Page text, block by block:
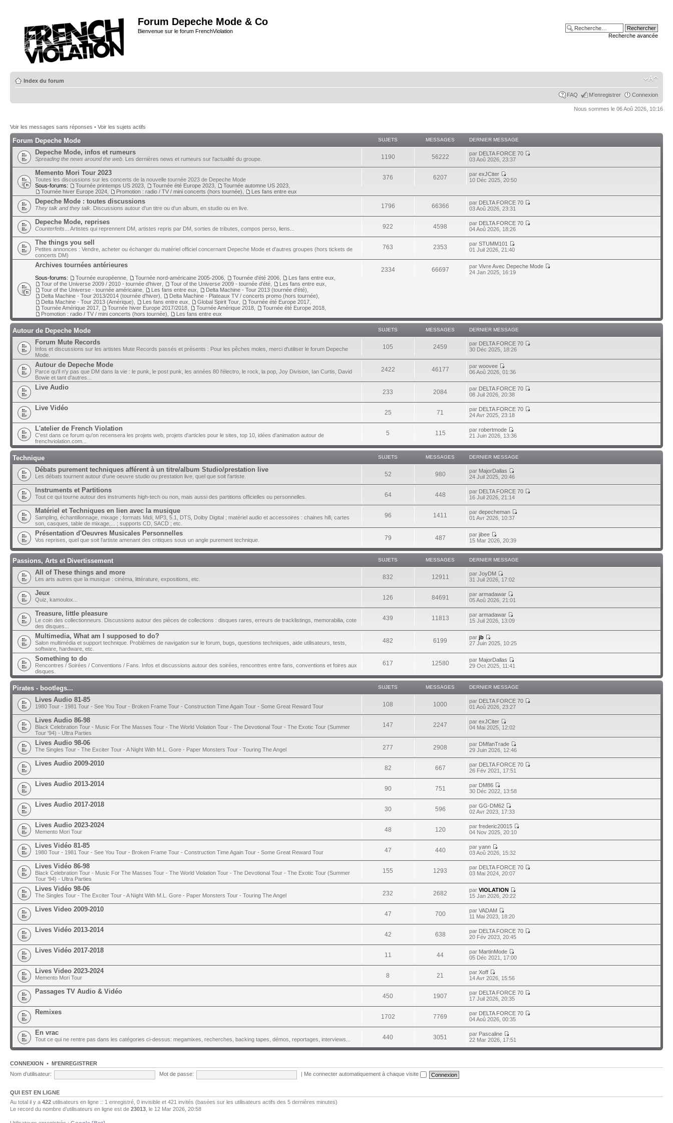
Forum Depeche Mode & Co
Bienvenue sur le forum FrenchViolation
Recherche avancée
Index du forum
FAQ M’enregistrer Connexion
Nous sommes le 06 Aoû 2026, 10:16
Voir les messages sans réponses • Voir les sujets actifs
Forum Depeche Mode SUJETS MESSAGES DERNIER MESSAGE
Depeche Mode, infos et rumeurs
Spreading the news around the web . Les dernières news et rumeurs sur l'actualité du groupe. 1190 56222 par DELTA FORCE 70
03 Aoû 2026, 23:37
Memento Mori Tour 2023
Toutes les discussions sur les concerts de la nouvelle tournée 2023 de Depeche Mode
Sous-forums:
Tournée printemps US 2023 Tournée été Europe 2023 Tournée automne US 2023
Tournée hiver Europe 2024
Promotion : radio / TV / mini concerts (hors tournée) Les fans entre eux
376 6207 parexJCiter
10 Déc 2025, 20:50
Depeche Mode : toutes discussions
They talk and they talk . Discussions autour d'un titre ou d'un album, en studio ou en live. 1796 66366 par DELTA FORCE 70
03 Aoû 2026, 23:31
Depeche Mode, reprises
Counterfeits ... Artistes qui reprennent DM, artistes repris par DM, sorties de tributes, compos perso, liens... 922 4598 par DELTA FORCE 70
04 Aoû 2026, 18:26
The things you sell
Petites annonces : Vendre, acheter ou échanger du matériel officiel concernant Depeche Mode et d'autres groupes (hors tickets de
concerts DM)
763 2353 parSTUMM101
01 Juil 2026, 21:40
Archives tournées antérieures
Sous-forums: Tournée européenne Tournée nord-américaine 2005-2006 Tournée d'été 2006 Les fans entre eux
Tour of the Universe 2009 / 2010 - tournée d'hiver
Tour of the Universe 2009 - tournée d'été Les fans entre eux
Tour of the Universe - tournée américaine
Les fans entre eux Delta Machine - Tour 2013 (tournée d'été)
Delta Machine - Tour 2013/2014 (tournée d'hiver)
Delta Machine - Plateaux TV / concerts promo (hors tournée)
Delta Machine - Tour 2013 (Amérique)
Les fans entre eux Global Spirit Tour Tournée été Europe 2017
Tournée Amérique 2017
Tournée hiver Europe 2017/2018 Tournée Amérique 2018 Tournée été Europe 2018
Promotion : radio / TV / mini concerts (hors tournée)
Les fans entre eux
2334 66697 parVivre Avec Depeche Mode
24 Jan 2025, 16:19
Autour de Depeche Mode SUJETS MESSAGES DERNIER MESSAGE
Forum Mute Records
Infos et discussions sur les artistes Mute Records passés et présents : Pour les pêches moles, merci d'utiliser le forum Depeche
Mode.
105 2459 par DELTA FORCE 70
30 Déc 2025, 18:26
Autour de Depeche Mode
Parce qu'il n'y pas que DM dans la vie : le punk, le post punk, les années 80 l'électro, le rock, la pop, Joy Division, Ian Curtis, David
Bowie et tant d'autres...
2422 46177 parwoovee
06 Aoû 2026, 01:36
Live Audio
233 2084 par DELTA FORCE 70
08 Juil 2026, 20:38
Live Vidéo
25 71 par DELTA FORCE 70
24 Avr 2025, 23:18
L'atelier de French Violation
C'est dans ce forum qu'on recensera les projets web, projets d'articles pour le sites, top 10, idées d'animation autour de
frenchviolation.com...
5 115 parrobertmode
21 Juin 2026, 13:36
Technique SUJETS MESSAGES DERNIER MESSAGE
Débats purement techniques afférent à un titre/album Studio/prestation live
Les débats tournent autour d'une oeuvre studio ou prestation live, quel que soit l'artiste. 52 980 par MajorDallas
24 Juil 2025, 20:46
Instruments et Partitions
Tout ce qui tourne autour des instruments high-tech ou non, mais aussi des partitions officielles ou personnelles. 64 448 par DELTA FORCE 70
16 Juil 2026, 21:14
Matériel et Techniques en lien avec la musique
Sampling, échantillonnage, mixage ; formats Midi, MP3, 5.1, DTS, Dolby Digital ; matériel audio et accessoires : chaines hifi, cartes
son, casques, table de mixage,... ; supports CD, SACD ; etc.
96 1411 pardepecheman
01 Avr 2026, 10:37
Présentation d'Oeuvres Musicales Personnelles
Vos reprises, quel que soit l'artiste amenant des critiques sous un angle purement technique. 79 487 parjibee
15 Mar 2026, 20:39
Passions, Arts et Divertissement SUJETS MESSAGES DERNIER MESSAGE
All of These things and more
Les arts autres que la musique : cinéma, littérature, expositions, etc. 832 12911 parJoyDM
31 Juil 2026, 17:02
Jeux
Quiz, kamoulox... 126 84691 pararmadawar
05 Aoû 2026, 21:01
Treasure, little pleasure
Le coin des collectionneurs. Discussions autour des pièces de collections : disques rares, erreurs de tracklistings, memorabilia, cote
des disques...
439 11813 pararmadawar
15 Juil 2026, 13:09
Multimedia, What am I supposed to do?
Salon multimédia et support technique. Problèmes de navigation sur le forum, bugs, questions techniques, aide utilisateurs, tests,
software, hardware, etc.
482 6199 parjb
27 Juin 2025, 10:25
Something to do
Rencontres / Soirées / Conventions / Fans. Infos et discussions autour des soirées, rencontres entre fans, conventions et foires aux
disques.
617 12580 par MajorDallas
29 Oct 2025, 11:41
Pirates - bootlegs... SUJETS MESSAGES DERNIER MESSAGE
Lives Audio 81-85
1980 Tour - 1981 Tour - See You Tour - Broken Frame Tour - Construction Time Again Tour - Some Great Reward Tour 108 1000 par DELTA FORCE 70
01 Aoû 2026, 23:27
Lives Audio 86-98
Black Celebration Tour - Music For The Masses Tour - The World Violation Tour - The Devotional Tour - The Exotic Tour (Summer
Tour '94) - Ultra Parties
147 2247 parexJCiter
04 Mai 2025, 12:02
Lives Audio 98-06
The Singles Tour - The Exciter Tour - A Night With M.L. Gore - Paper Monsters Tour - Touring The Angel 277 2908 par DMfanTrade
29 Juin 2026, 12:46
Lives Audio 2009-2010
82 667 par DELTA FORCE 70
26 Fév 2021, 17:51
Lives Audio 2013-2014
90 751 par DM86
30 Déc 2022, 13:58
Lives Audio 2017-2018
30 596 parGG-DM62
02 Avr 2023, 17:33
Lives Audio 2023-2024
Memento Mori Tour 48 120 parfrederic20015
04 Nov 2025, 20:10
Lives Vidéo 81-85
1980 Tour - 1981 Tour - See You Tour - Broken Frame Tour - Construction Time Again Tour - Some Great Reward Tour 47 440 paryann
03 Aoû 2026, 15:32
Lives Vidéo 86-98
Black Celebration Tour - Music For The Masses Tour - The World Violation Tour - The Devotional Tour - The Exotic Tour (Summer
Tour '94) - Ultra Parties
155 1293 par DELTA FORCE 70
03 Mai 2024, 20:07
Lives Vidéo 98-06
The Singles Tour - The Exciter Tour - A Night With M.L. Gore - Paper Monsters Tour - Touring The Angel 232 2682 parVIOLATION
15 Jan 2026, 20:22
Lives Video 2009-2010
47 700 parVADAM
11 Mai 2023, 18:20
Lives Vidéo 2013-2014
42 638 par DELTA FORCE 70
20 Fév 2023, 20:45
Lives Vidéo 2017-2018
11 44 par MartinMode
05 Déc 2021, 17:00
Lives Video 2023-2024
Memento Mori Tour 8 21 parXoff
14 Avr 2026, 15:56
Passages TV Audio & Vidéo
450 1907 par DELTA FORCE 70
17 Juil 2026, 20:35
Remixes
1702 7769 par DELTA FORCE 70
04 Aoû 2026, 00:35
En vrac
Tout ce qui ne rentre pas dans les catégories ci-dessus: megamixes, recherches, backing tapes, démos, reportages, interviews... 440 3051 par Pascaline
22 Mar 2026, 17:51
CONNEXION • M’ENREGISTRER
Nom d’utilisateur:
Mot de passe: Me connecter automatiquement à chaque visite
QUI EST EN LIGNE
Au total il y a 422 utilisateurs en ligne :: 1 enregistré, 0 invisible et 421 invités (basées sur les utilisateurs actifs des 5 dernières minutes)
Le record du nombre d’utilisateurs en ligne est de 23013 , le 12 Mar 2026, 20:58